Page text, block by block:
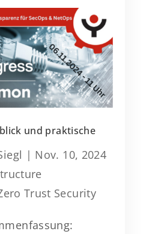
und praktische
| Nov. 10, 2024
Trust Security